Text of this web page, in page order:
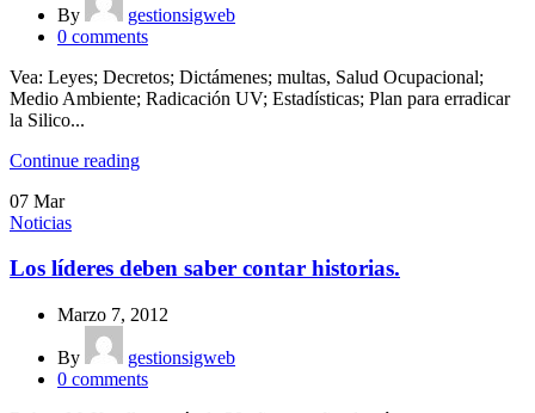
By
gestionsigweb
0 comments
Vea: Leyes; Decretos; Dictámenes; multas, Salud Ocupacional;
Medio Ambiente; Radicación UV; Estadísticas; Plan para erradicar
la Silico...
Continue reading
07 Mar
Noticias
Los líderes deben saber contar historias.
Marzo 7, 2012
By
gestionsigweb
0 comments